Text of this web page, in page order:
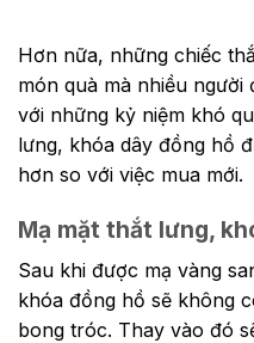
Hơn nữa, những chiếc
món quà mà nhiều
với những kỷ niệm khó
lưng, khóa dây đồng hồ
hơn so với việc mua mới.
Mạ mặt thắt lưng,
Sau khi được mạ vàng
khóa đồng hồ sẽ không
bong tróc. Thay vào đó